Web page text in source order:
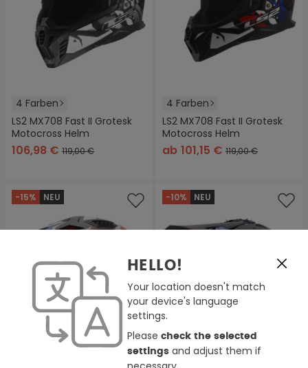
4 Farben
LS2 MX708 Fast II Grotesk
Motocross Helm
106,98 € 119,00 €
4 Farben
LS2 MX708 Fast II Grotesk
Motocross Helm
ab 101,15 € 119,00 €
-15% NEU -10% NEU
HELLO!
Your location doesn't match
your device's language
settings.
Please check the selected
settings and adjust them if